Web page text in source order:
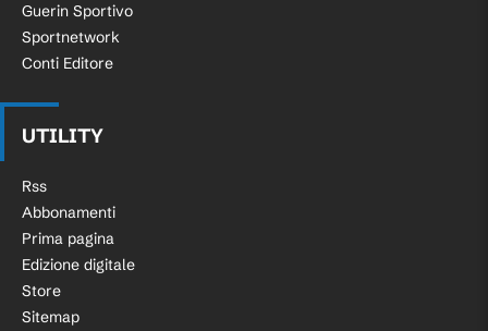
Guerin Sportivo
Sportnetwork
Conti Editore
UTILITY
Rss
Abbonamenti
Prima pagina
Edizione digitale
Store
Sitemap